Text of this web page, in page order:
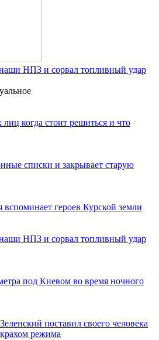
НПЗ и сорвал топливный удар
когда стоит решиться и что
списки и закрывает старую
вспоминает героев Курской земли
НПЗ и сорвал топливный удар
под Киевом во время ночного
поставил своего человека
режима